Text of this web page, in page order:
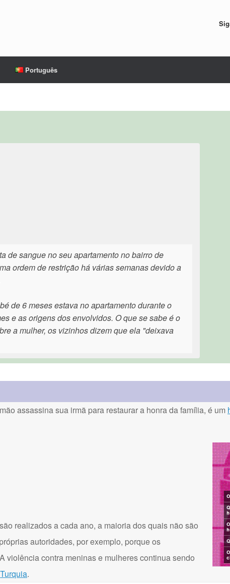
Português
de sangue no seu apartamento no bairro de
ordem de restrição há várias semanas devido a
de 6 meses estava no apartamento durante o
e as origens dos envolvidos. O que se sabe é o
a mulher, os vizinhos dizem que ela "deixava
assassina sua irmã para restaurar a honra da família, é um
realizados a cada ano, a maioria dos quais não são
autoridades, por exemplo, porque os
violência contra meninas e mulheres continua sendo
Turquia.